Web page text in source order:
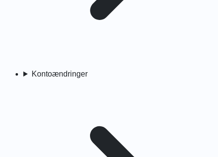
Kontoændringer